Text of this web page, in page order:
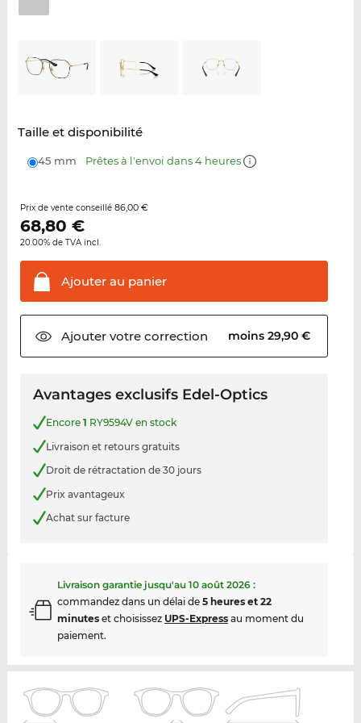
Taille et disponibilité
45 mm Prêtes à l'envoi dans 4 heures
Prix de vente conseillé 86,00 €
68,80 €
20.00% de TVA incl.
Ajouter au panier
Ajouter votrecorrection moins 29,90 €
Avantages exclusifs Edel-Optics
Encore 1 RY9594V en stock
Livraison et retours gratuits
Droit de rétractation de 30 jours
Prix avantageux
Achat sur facture
Livraison garantie jusqu'au 10 août 2026:
commandez dans un délai de 5 heures et 22
minuteset choisissez UPS-Expressau moment du
paiement.